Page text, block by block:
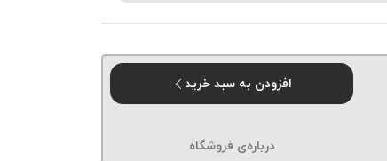
افزودن به سبد خرید
درباره‌ی فروشگاه